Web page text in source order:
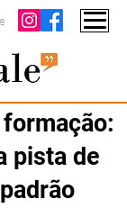
pista de